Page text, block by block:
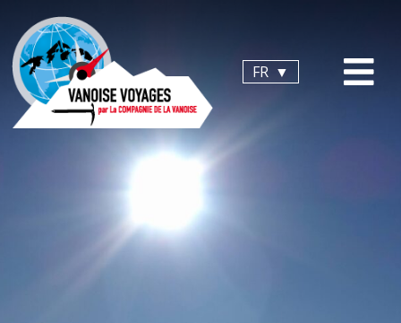
FR